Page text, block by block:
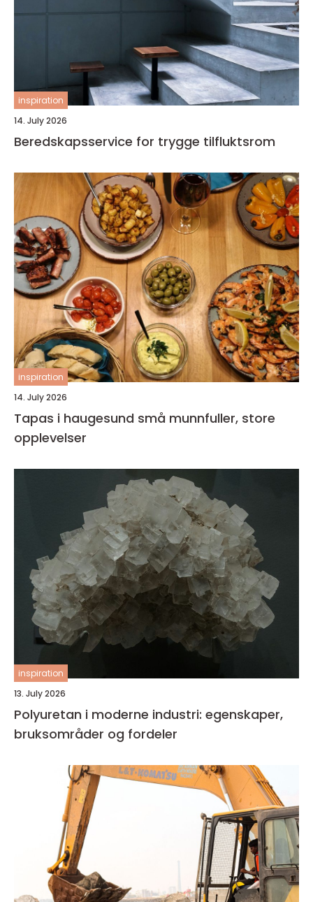
inspiration
14. July 2026
Beredskapsservice for trygge tilfluktsrom
inspiration
14. July 2026
Tapas i haugesund små munnfuller, store
opplevelser
inspiration
13. July 2026
Polyuretan i moderne industri: egenskaper,
bruksområder og fordeler